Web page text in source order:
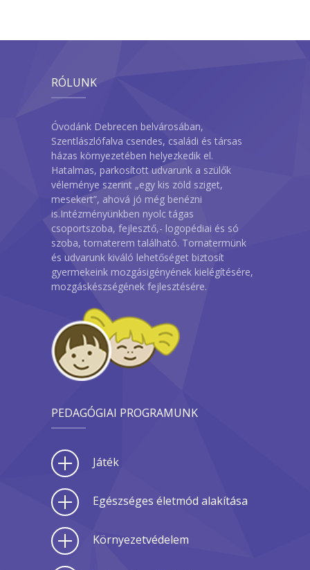
RÓLUNK
Óvodánk Debrecen belvárosában,
Szentlászlófalva csendes, családi és társas
házas környezetében helyezkedik el.
Hatalmas, parkosított udvarunk a szülők
véleménye szerint „egy kis zöld sziget,
mesekert”, ahová jó még benézni
is.Intézményünkben nyolc tágas
csoportszoba, fejlesztő,- logopédiai és só
szoba, tornaterem található. Tornatermünk
és udvarunk kiváló lehetőséget biztosít
gyermekeink mozgásigényének kielégítésére,
mozgáskészségének fejlesztésére.
PEDAGÓGIAI PROGRAMUNK
Játék
Egészséges életmód alakítása
Környezetvédelem